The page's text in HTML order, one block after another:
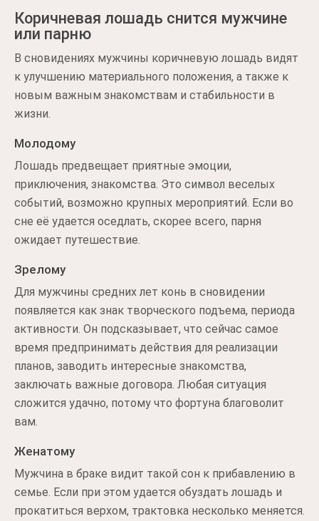
Коричневая лошадь снится мужчине
или парню
В сновидениях мужчины коричневую лошадь видят
к улучшению материального положения, а также к
новым важным знакомствам и стабильности в
жизни.
Молодому
Лошадь предвещает приятные эмоции,
приключения, знакомства. Это символ веселых
событий, возможно крупных мероприятий. Если во
сне её удается оседлать, скорее всего, парня
ожидает путешествие.
Зрелому
Для мужчины средних лет конь в сновидении
появляется как знак творческого подъема, периода
активности. Он подсказывает, что сейчас самое
время предпринимать действия для реализации
планов, заводить интересные знакомства,
заключать важные договора. Любая ситуация
сложится удачно, потому что фортуна благоволит
вам.
Женатому
Мужчина в браке видит такой сон к прибавлению в
семье. Если при этом удается обуздать лошадь и
прокатиться верхом, трактовка несколько меняется.